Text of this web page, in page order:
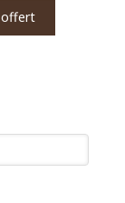
offert